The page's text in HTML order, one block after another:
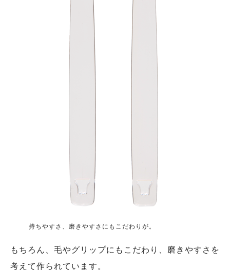
持ちやすさ、磨きやすさにもこだわりが。
もちろん、毛やグリップにもこだわり、磨きやすさを
考えて作られています。